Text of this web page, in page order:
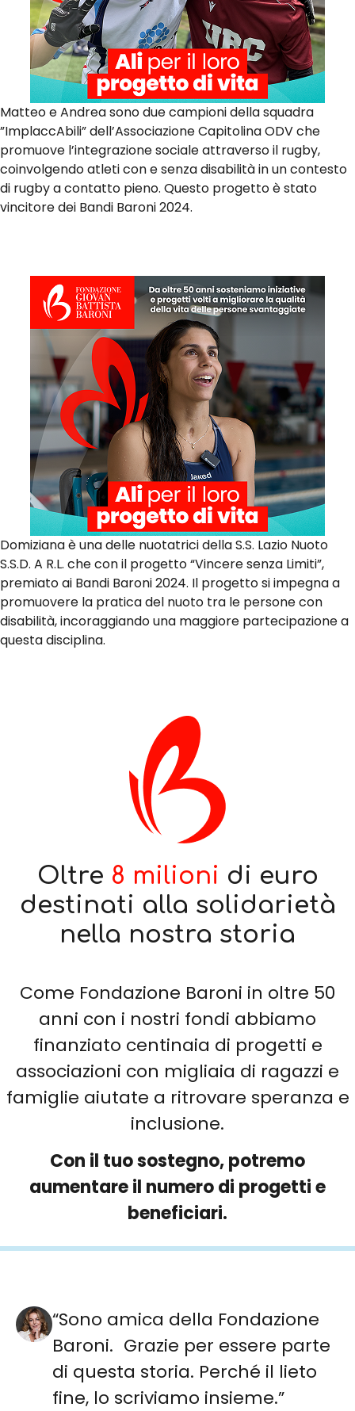
Matteo e Andrea sono due campioni della squadra
”ImplaccAbili” dell’Associazione Capitolina ODV che
promuove l’integrazione sociale attraverso il rugby,
coinvolgendo atleti con e senza disabilità in un contesto
di rugby a contatto pieno. Questo progetto è stato
vincitore dei Bandi Baroni 2024.
Domiziana è una delle nuotatrici della S.S. Lazio Nuoto
S.S.D. A R.L. che con il progetto “Vincere senza Limiti”,
premiato ai Bandi Baroni 2024. Il progetto si impegna a
promuovere la pratica del nuoto tra le persone con
disabilità, incoraggiando una maggiore partecipazione a
questa disciplina.
Oltre 8 milioni di euro
destinati alla solidarietà
nella nostra storia
Come Fondazione Baroni in oltre 50
anni con i nostri fondi abbiamo
finanziato centinaia di progetti e
associazioni con migliaia di ragazzi e
famiglie aiutate a ritrovare speranza e
inclusione.
Con il tuo sostegno, potremo
aumentare il numero di progetti e
beneficiari.
“Sono amica della Fondazione
Baroni. Grazie per essere parte
di questa storia. Perché il lieto
fine, lo scriviamo insieme.”